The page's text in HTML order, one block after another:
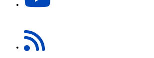
pestaña
en